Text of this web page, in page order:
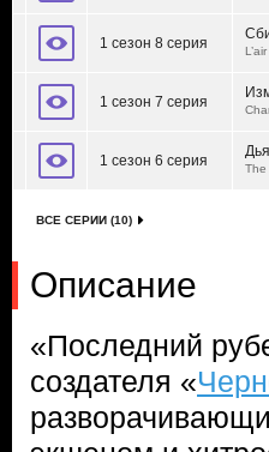
1 сезон 8 серия
1 сезон 7 серия
1 сезон 6 серия The
ВСЕ СЕРИИ (10)
Описание
«Последний
создателя «